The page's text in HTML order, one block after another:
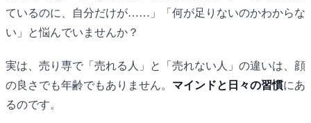
ているのに、自分だけが……」「何が足りないのかわからな
い」と悩んでいませんか？
実は、売り専で「売れる人」と「売れない人」の違いは、顔
の良さでも年齢でもありません。 マインドと日々の習慣にあ
るのです。